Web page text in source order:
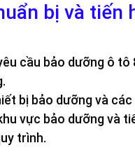
bị và tiến
cầu bảo dưỡng ô
bị bảo dưỡng và các
vực bảo dưỡng và
trình.